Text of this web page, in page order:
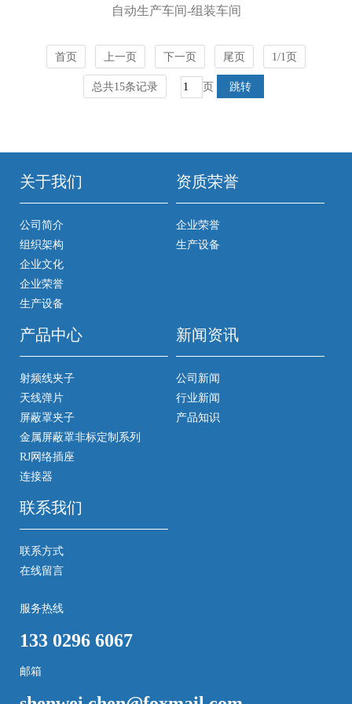
自动生产车间-组装车间
首页 上一页 下一页 尾页 1/1页
总共15条记录 页
关于我们
公司简介
组织架构
企业文化
企业荣誉
生产设备
资质荣誉
企业荣誉
生产设备
产品中心
射频线夹子
天线弹片
屏蔽罩夹子
金属屏蔽罩非标定制系列
RJ网络插座
连接器
新闻资讯
公司新闻
行业新闻
产品知识
联系我们
联系方式
在线留言
服务热线
133 0296 6067
邮箱